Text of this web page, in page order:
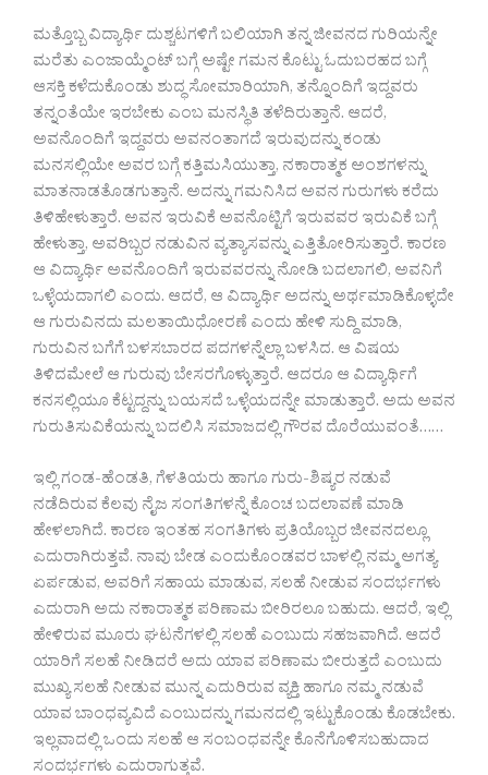
ಮತ್ತೊಬ್ಬ ವಿದ್ಯಾರ್ಥಿ ದುಶ್ಚಟಗಳಿಗೆ ಬಲಿಯಾಗಿ ತನ್ನ ಜೀವನದ ಗುರಿಯನ್ನೇ
ಮರೆತು ಎಂಜಾಯ್ಮೆಂಟ್ ಬಗ್ಗೆ ಅಷ್ಟೇ ಗಮನ ಕೊಟ್ಟು ಓದುಬರಹದ ಬಗ್ಗೆ
ಆಸಕ್ತಿ ಕಳೆದುಕೊಂಡು ಶುದ್ಧ ಸೋಮಾರಿಯಾಗಿ, ತನ್ನೊಂದಿಗೆ ಇದ್ದವರು
ತನ್ನಂತೆಯೇ ಇರಬೇಕು ಎಂಬ ಮನಸ್ಥಿತಿ ತಳೆದಿರುತ್ತಾನೆ. ಆದರೆ,
ಅವನೊಂದಿಗೆ ಇದ್ದವರು ಅವನಂತಾಗದೆ ಇರುವುದನ್ನು ಕಂಡು
ಮನಸಲ್ಲಿಯೇ ಅವರ ಬಗ್ಗೆ ಕತ್ತಿಮಸಿಯುತ್ತಾ, ನಕಾರಾತ್ಮಕ ಅಂಶಗಳನ್ನು
ಮಾತನಾಡತೊಡಗುತ್ತಾನೆ. ಅದನ್ನು ಗಮನಿಸಿದ ಅವನ ಗುರುಗಳು ಕರೆದು
ತಿಳಿಹೇಳುತ್ತಾರೆ. ಅವನ ಇರುವಿಕೆ ಅವನೊಟ್ಟಿಗೆ ಇರುವವರ ಇರುವಿಕೆ ಬಗ್ಗೆ
ಹೇಳುತ್ತಾ, ಅವರಿಬ್ಬರ ನಡುವಿನ ವ್ಯತ್ಯಾಸವನ್ನು ಎತ್ತಿತೋರಿಸುತ್ತಾರೆ. ಕಾರಣ
ಆ ವಿದ್ಯಾರ್ಥಿ ಅವನೊಂದಿಗೆ ಇರುವವರನ್ನು ನೋಡಿ ಬದಲಾಗಲಿ, ಅವನಿಗೆ
ಒಳ್ಳೆಯದಾಗಲಿ ಎಂದು. ಆದರೆ, ಆ ವಿದ್ಯಾರ್ಥಿ ಅದನ್ನು ಅರ್ಥಮಾಡಿಕೊಳ್ಳದೇ
ಆ ಗುರುವಿನದು ಮಲತಾಯಿಧೋರಣೆ ಎಂದು ಹೇಳಿ ಸುದ್ದಿ ಮಾಡಿ,
ಗುರುವಿನ ಬಗೆಗೆ ಬಳಸಬಾರದ ಪದಗಳನ್ನೆಲ್ಲಾ ಬಳಸಿದ. ಆ ವಿಷಯ
ತಿಳಿದಮೇಲೆ ಆ ಗುರುವು ಬೇಸರಗೊಳ್ಳುತ್ತಾರೆ. ಆದರೂ ಆ ವಿದ್ಯಾರ್ಥಿಗೆ
ಕನಸಲ್ಲಿಯೂ ಕೆಟ್ಟದ್ದನ್ನು ಬಯಸದೆ ಒಳ್ಳೆಯದನ್ನೇ ಮಾಡುತ್ತಾರೆ. ಅದು ಅವನ
ಗುರುತಿಸುವಿಕೆಯನ್ನು ಬದಲಿಸಿ ಸಮಾಜದಲ್ಲಿ ಗೌರವ ದೊರೆಯುವಂತೆ……
ಇಲ್ಲಿ ಗಂಡ-ಹೆಂಡತಿ, ಗೆಳತಿಯರು ಹಾಗೂ ಗುರು-ಶಿಷ್ಯರ ನಡುವೆ
ನಡೆದಿರುವ ಕೆಲವು ನೈಜ ಸಂಗತಿಗಳನ್ನೆ ಕೊಂಚ ಬದಲಾವಣೆ ಮಾಡಿ
ಹೇಳಲಾಗಿದೆ. ಕಾರಣ ಇಂತಹ ಸಂಗತಿಗಳು ಪ್ರತಿಯೊಬ್ಬರ ಜೀವನದಲ್ಲೂ
ಎದುರಾಗಿರುತ್ತವೆ. ನಾವು ಬೇಡ ಎಂದುಕೊಂಡವರ ಬಾಳಲ್ಲಿ ನಮ್ಮ ಅಗತ್ಯ
ಏರ್ಪಡುವ, ಅವರಿಗೆ ಸಹಾಯ ಮಾಡುವ, ಸಲಹೆ ನೀಡುವ ಸಂದರ್ಭಗಳು
ಎದುರಾಗಿ ಅದು ನಕಾರಾತ್ಮಕ ಪರಿಣಾಮ ಬೀರಿರಲೂ ಬಹುದು. ಆದರೆ, ಇಲ್ಲಿ
ಹೇಳಿರುವ ಮೂರು ಘಟನೆಗಳಲ್ಲಿ ಸಲಹೆ ಎಂಬುದು ಸಹಜವಾಗಿದೆ. ಆದರೆ
ಯಾರಿಗೆ ಸಲಹೆ ನೀಡಿದರೆ ಅದು ಯಾವ ಪರಿಣಾಮ ಬೀರುತ್ತದೆ ಎಂಬುದು
ಮುಖ್ಯ ಸಲಹೆ ನೀಡುವ ಮುನ್ನ ಎದುರಿರುವ ವ್ಯಕ್ತಿ ಹಾಗೂ ನಮ್ಮ ನಡುವೆ
ಯಾವ ಬಾಂಧವ್ಯವಿದೆ ಎಂಬುದನ್ನು ಗಮನದಲ್ಲಿ ಇಟ್ಟುಕೊಂಡು ಕೊಡಬೇಕು.
ಇಲ್ಲವಾದಲ್ಲಿ ಒಂದು ಸಲಹೆ ಆ ಸಂಬಂಧವನ್ನೇ ಕೊನೆಗೊಳಿಸಬಹುದಾದ
ಸಂದರ್ಭಗಳು ಎದುರಾಗುತ್ತವೆ.